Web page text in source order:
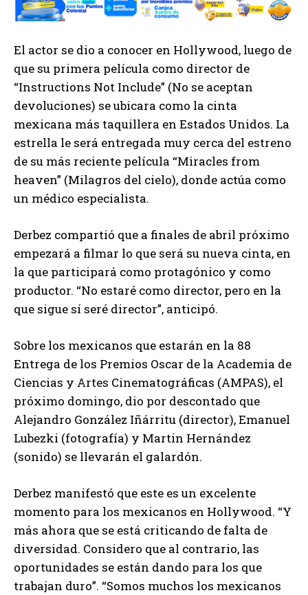
El actor se dio a conocer en Hollywood, luego de
que su primera película como director de
“Instructions Not Include” (No se aceptan
devoluciones) se ubicara como la cinta
mexicana más taquillera en Estados Unidos. La
estrella le será entregada muy cerca del estreno
de su más reciente película “Miracles from
heaven” (Milagros del cielo), donde actúa como
un médico especialista.
Derbez compartió que a finales de abril próximo
empezará a filmar lo que será su nueva cinta, en
la que participará como protagónico y como
productor. “No estaré como director, pero en la
que sigue sí seré director”, anticipó.
Sobre los mexicanos que estarán en la 88
Entrega de los Premios Oscar de la Academia de
Ciencias y Artes Cinematográficas (AMPAS), el
próximo domingo, dio por descontado que
Alejandro González Iñárritu (director), Emanuel
Lubezki (fotografía) y Martin Hernández
(sonido) se llevarán el galardón.
Derbez manifestó que este es un excelente
momento para los mexicanos en Hollywood. “Y
más ahora que se está criticando de falta de
diversidad. Considero que al contrario, las
oportunidades se están dando para los que
trabajan duro”. “Somos muchos los mexicanos